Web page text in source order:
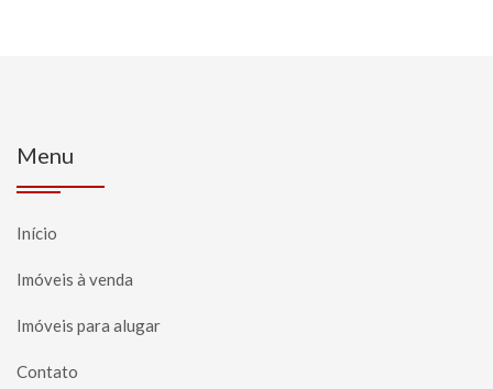
Menu
Início
Imóveis à venda
Imóveis para alugar
Contato